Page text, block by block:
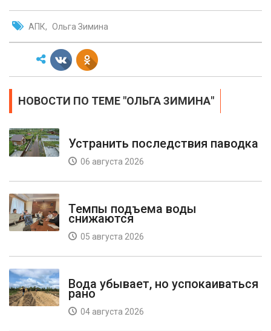
АПК Ольга Зимина
НОВОСТИ ПО ТЕМЕ "ОЛЬГА ЗИМИНА"
Устранить последствия паводка
06 августа 2026
Темпы подъема воды
снижаются
05 августа 2026
Вода убывает, но успокаиваться
рано
04 августа 2026